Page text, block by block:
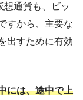
想通貨も、ビッ
すから、主要な
出すために有効
には、途中で上